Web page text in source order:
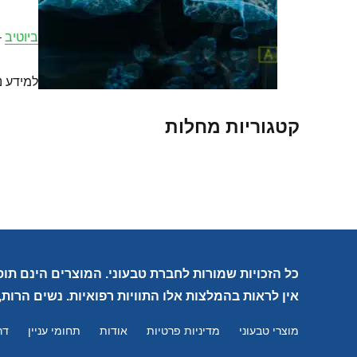
ביוטיב – 2-
למידע
קטגוריות מחלות
כל הזכויות שמורות לחברת טבעוני. המוצרים הינם
אין לראות בהמלצות אלו התוויות רפואיות. נשים
מוצרי טבעוני מדיניות פרטיות אודות תחומי עניין